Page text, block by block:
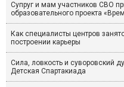
Супруг и мам участников СВО
образовательного проекта
Как специалисты центров
построении карьеры
Сила, ловкость и суворовский
Детская Спартакиада